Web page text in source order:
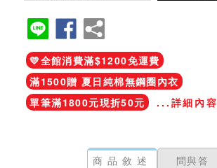
💛全館消費滿$1200免運費
滿1500贈 夏日純棉無鋼圈內衣
單筆滿1800元現折50元
...詳細內容
商品敘述 問與答